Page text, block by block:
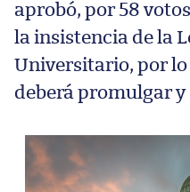
aprobó, por 58
la insistencia de la
Universitario, por lo
deberá promulgar y